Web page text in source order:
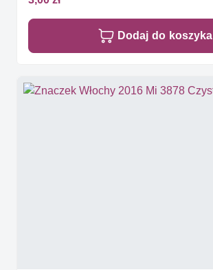
Dodaj do koszyka